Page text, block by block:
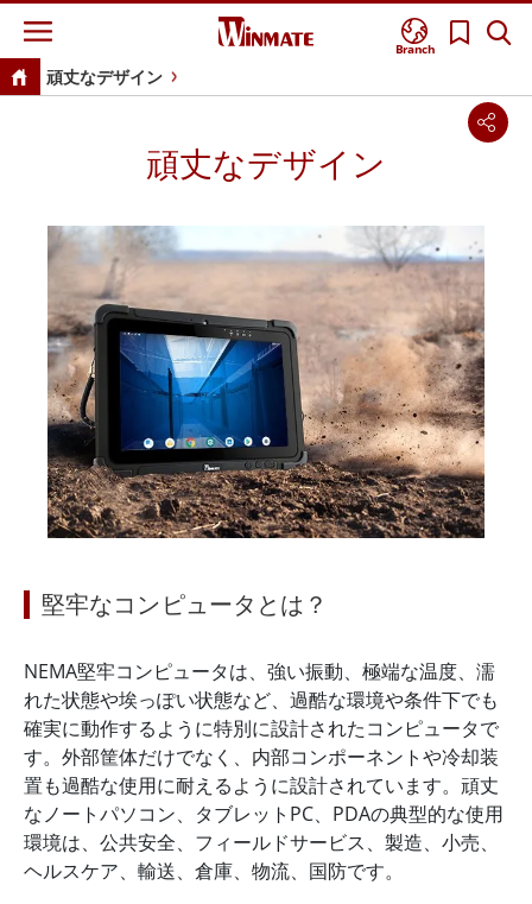
Branch
頑丈なデザイン
頑丈なデザイン
堅牢なコンピュータとは？
NEMA堅牢コンピュータは、強い振動、極端な温度、濡
れた状態や埃っぽい状態など、過酷な環境や条件下でも
確実に動作するように特別に設計されたコンピュータで
す。外部筐体だけでなく、内部コンポーネントや冷却装
置も過酷な使用に耐えるように設計されています。頑丈
なノートパソコン、タブレットPC、PDAの典型的な使用
環境は、公共安全、フィールドサービス、製造、小売、
ヘルスケア、輸送、倉庫、物流、国防です。